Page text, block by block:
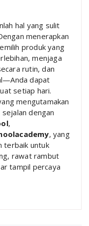
hal yang sulit
menerapkan
produk yang
menjaga
rutin, dan
dapat
setiap hari.
mengutamakan
dengan
,
, yang
terbaik untuk
rawat rambut
tampil percaya